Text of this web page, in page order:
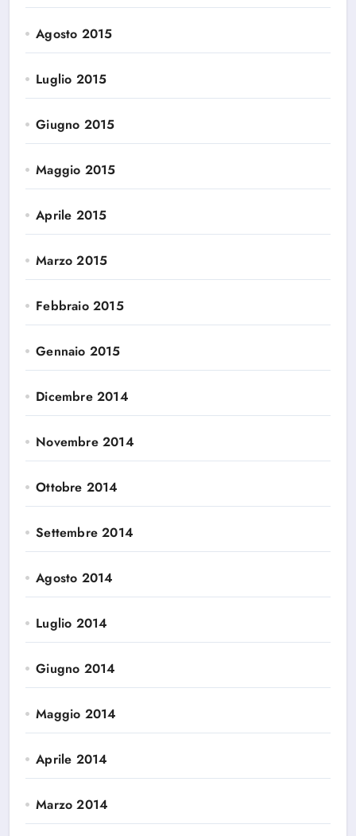
Agosto 2015
Luglio 2015
Giugno 2015
Maggio 2015
Aprile 2015
Marzo 2015
Febbraio 2015
Gennaio 2015
Dicembre 2014
Novembre 2014
Ottobre 2014
Settembre 2014
Agosto 2014
Luglio 2014
Giugno 2014
Maggio 2014
Aprile 2014
Marzo 2014